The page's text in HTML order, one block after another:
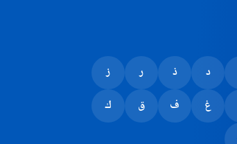
د ذ ر
ز
غ ف ق
ك